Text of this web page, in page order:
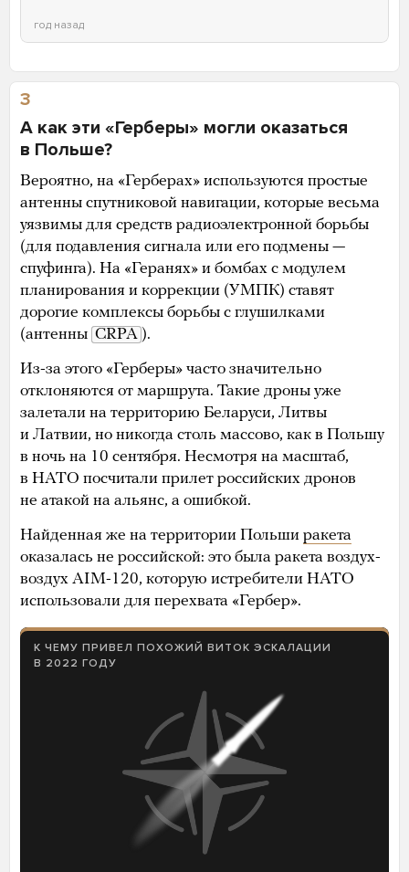
год назад
3
А как эти «Герберы» могли оказаться
в Польше?
Вероятно, на «Герберах» используются простые
антенны спутниковой навигации, которые весьма
уязвимы для средств радиоэлектронной борьбы
(для подавления сигнала или его подмены —
спуфинга). На «Геранях» и бомбах с модулем
планирования и коррекции (УМПК) ставят
дорогие комплексы борьбы с глушилками
(антенны CRPA ).
Из-за этого «Герберы» часто значительно
отклоняются от маршрута. Такие дроны уже
залетали на территорию Беларуси, Литвы
и Латвии, но никогда столь массово, как в Польшу
в ночь на 10 сентября. Несмотря на масштаб,
в НАТО посчитали прилет российских дронов
не атакой на альянс, а ошибкой.
Найденная же на территории Польши ракета
оказалась не российской: это была ракета воздух-
воздух AIM-120, которую истребители НАТО
использовали для перехвата «Гербер».
К ЧЕМУ ПРИВЕЛ ПОХОЖИЙ ВИТОК ЭСКАЛАЦИИ
В 2022 ГОДУ